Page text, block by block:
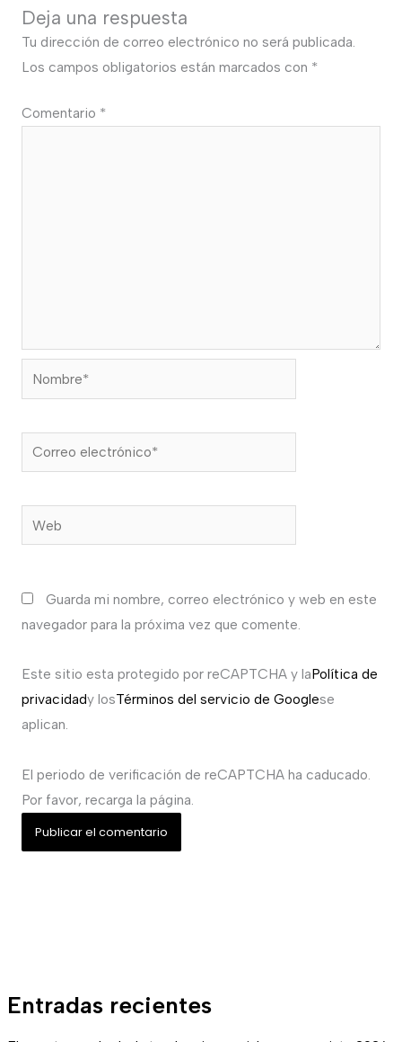
Entradas recientes
Deja una respuesta
Tu dirección de correo electrónico no será publicada.
Los campos obligatorios están marcados con *
Comentario *
Nombre*
Correo
electrónico*
Web
Guarda mi nombre, correo electrónico y web en este
navegador para la próxima vez que comente.
Este sitio esta protegido por reCAPTCHA y laPolítica de
privacidady losTérminos del servicio de Googlese
aplican.
El periodo de verificación de reCAPTCHA ha caducado.
Por favor, recarga la página.